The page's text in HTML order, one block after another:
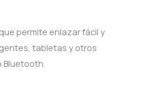
permite enlazar fácil y
tabletas y otros